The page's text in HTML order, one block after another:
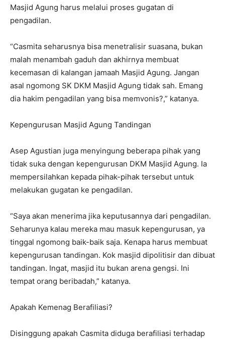
Masjid Agung harus melalui proses gugatan di
pengadilan.
“Casmita seharusnya bisa menetralisir suasana, bukan
malah menambah gaduh dan akhirnya membuat
kecemasan di kalangan jamaah Masjid Agung. Jangan
asal ngomong SK DKM Masjid Agung tidak sah. Emang
dia hakim pengadilan yang bisa memvonis?,” katanya.
Kepengurusan Masjid Agung Tandingan
Asep Agustian juga menyingung beberapa pihak yang
tidak suka dengan kepengurusan DKM Masjid Agung. Ia
mempersilahkan kepada pihak-pihak tersebut untuk
melakukan gugatan ke pengadilan.
“Saya akan menerima jika keputusannya dari pengadilan.
Seharunya kalau mereka mau masuk kepengurusan, ya
tinggal ngomong baik-baik saja. Kenapa harus membuat
kepengurusan tandingan. Kok masjid dipolitisir dan dibuat
tandingan. Ingat, masjid itu bukan arena gengsi. Ini
tempat orang beribadah,” katanya.
Apakah Kemenag Berafiliasi?
Disinggung apakah Casmita diduga berafiliasi terhadap